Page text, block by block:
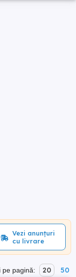
Vezi anunțuri
cu livrare
pe pagină: 20 50